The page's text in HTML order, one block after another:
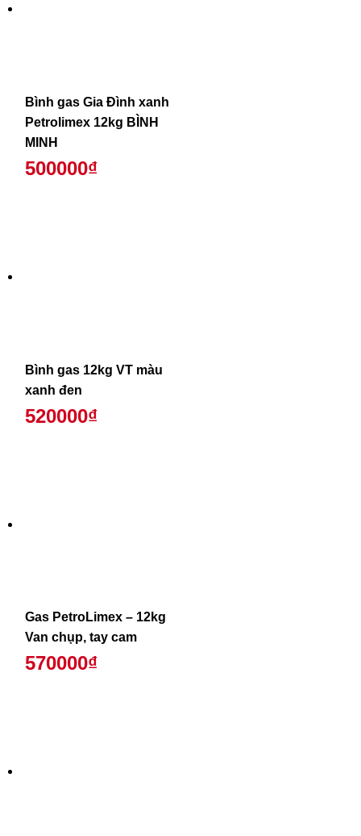
Bình gas Gia Đình xanh
Petrolimex 12kg BÌNH
MINH
500000₫
Bình gas 12kg VT màu
xanh đen
520000₫
Gas PetroLimex – 12kg
Van chụp, tay cam
570000₫